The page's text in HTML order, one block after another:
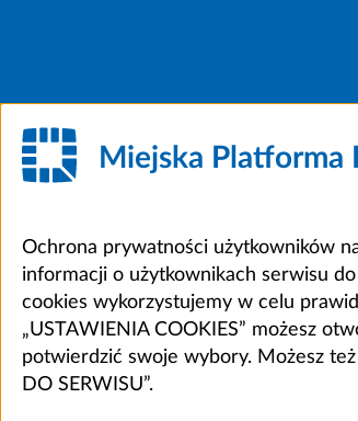
Miejska Platforma
Ochrona prywatności użytkowników
informacji o użytkownikach serwisu
cookies wykorzystujemy w celu
„USTAWIENIA COOKIES” możesz
potwierdzić swoje wybory. Możesz
DO SERWISU”.